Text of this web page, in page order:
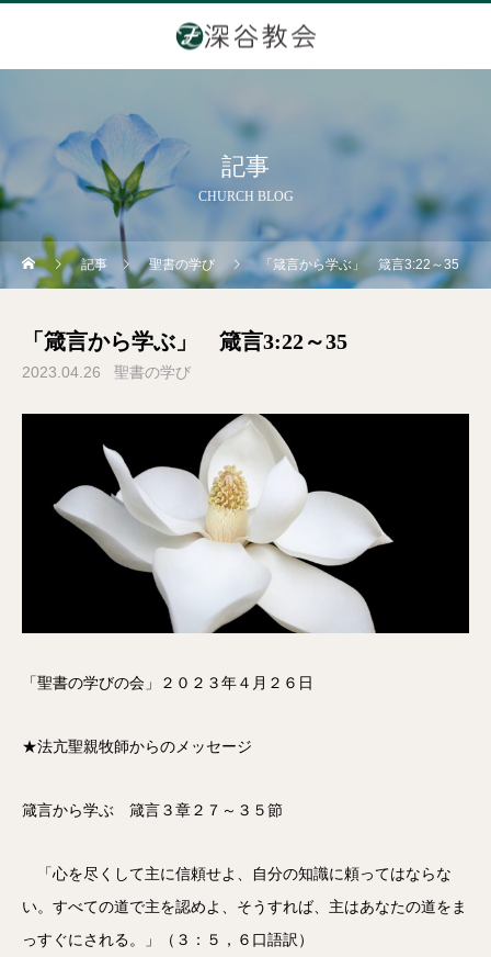
記事
CHURCH BLOG
記事 聖書の学び 「箴言から学ぶ」 箴言3:22～35
「箴言から学ぶ」 箴言3:22～35
2023.04.26 聖書の学び
「聖書の学びの会」２０２３年４月２６日
★法亢聖親牧師からのメッセージ
箴言から学ぶ 箴言３章２７～３５節
「心を尽くして主に信頼せよ、自分の知識に頼ってはならな
い。すべての道で主を認めよ、そうすれば、主はあなたの道をま
っすぐにされる。」（３：５，６口語訳）